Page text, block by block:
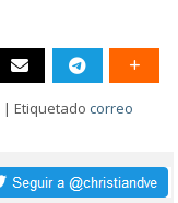
|Etiquetado correo